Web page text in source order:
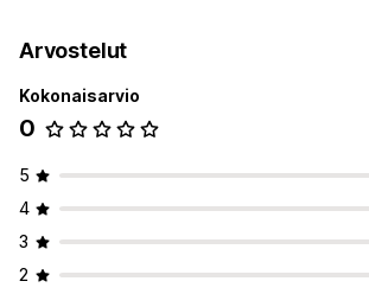
Kokoelmat Metakentät
Arvostelut
Kokonaisarvio
0
5
4
3
2